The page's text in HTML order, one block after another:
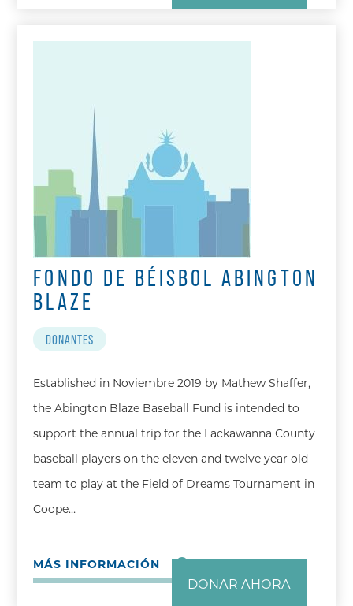
FONDO DE BÉISBOL ABINGTON
BLAZE
DONANTES
Established in Noviembre 2019 by Mathew Shaffer,
the Abington Blaze Baseball Fund is intended to
support the annual trip for the Lackawanna County
baseball players on the eleven and twelve year old
team to play at the Field of Dreams Tournament in
Coope…
MÁS INFORMACIÓN
DONAR AHORA